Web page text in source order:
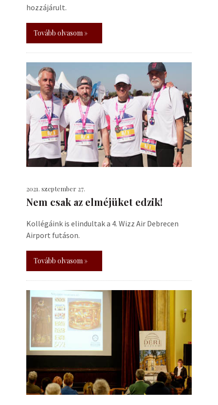
hozzájárult.
Tovább olvasom »
2021. szeptember 27.
Nem csak az elméjüket edzik!
Kollégáink is elindultak a 4. Wizz Air Debrecen
Airport futáson.
Tovább olvasom »